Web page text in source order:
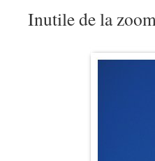
Inutile de la